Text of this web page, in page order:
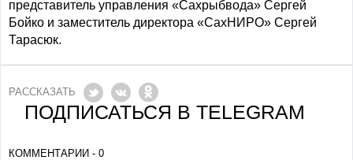
представитель управления «Сахрыбвода» Сергей
Бойко и заместитель директора «СахНИРО» Сергей
Тарасюк.
РАССКАЗАТЬ
ПОДПИСАТЬСЯ В TELEGRAM
КОММЕНТАРИИ - 0